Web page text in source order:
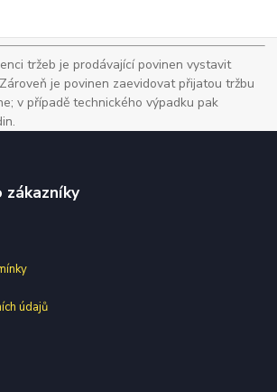
tržeb je prodávající povinen vystavit
je povinen zaevidovat přijatou tržbu
v případě technického výpadku pak
údajů